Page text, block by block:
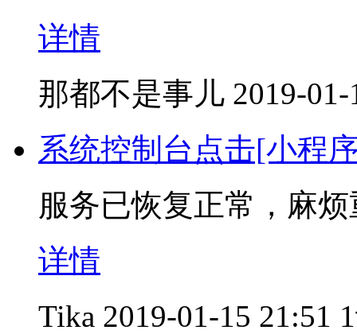
详情
那都不是事儿 2019-
系统控制台点击[小程
服务已恢复正常，麻
详情
Tika 2019-01-15 21:51